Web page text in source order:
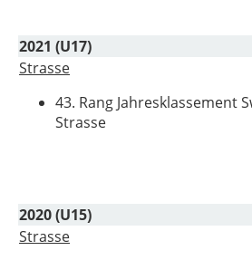
2021 (U17)
Strasse
43. Rang Jahresklassement
Strasse
2020 (U15)
Strasse